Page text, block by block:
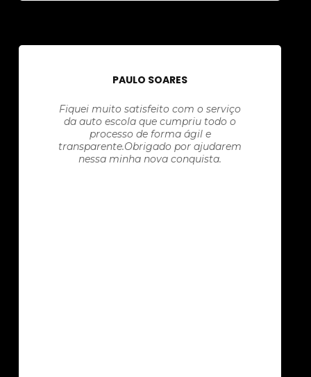
PAULO SOARES
Fiquei muito satisfeito com o serviço
da auto escola que cumpriu todo o
processo de forma ágil e
transparente.Obrigado por ajudarem
nessa minha nova conquista.